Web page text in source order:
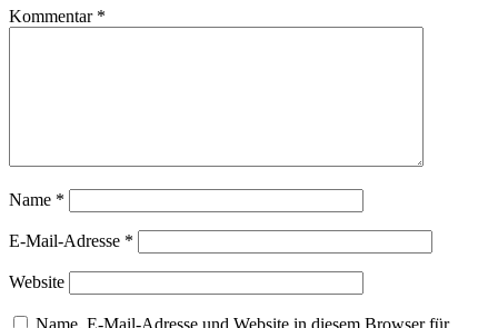
Kommentar *
Name *
E-Mail-Adresse *
Website
Name, E-Mail-Adresse und Website in diesem Browser für